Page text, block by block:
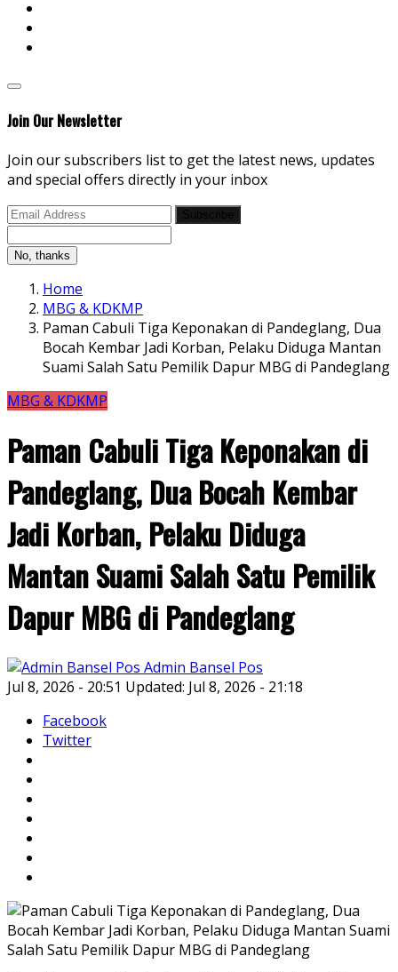
Join Our Newsletter
Join our subscribers list to get the latest news, updates
and special offers directly in your inbox
No, thanks
Home
MBG & KDKMP
Paman Cabuli Tiga Keponakan di Pandeglang, Dua
Bocah Kembar Jadi Korban, Pelaku Diduga Mantan
Suami Salah Satu Pemilik Dapur MBG di Pandeglang
MBG & KDKMP
Paman Cabuli Tiga Keponakan di
Pandeglang, Dua Bocah Kembar
Jadi Korban, Pelaku Diduga
Mantan Suami Salah Satu Pemilik
Dapur MBG di Pandeglang
Admin Bansel Pos
Jul 8, 2026 - 20:51 Updated: Jul 8, 2026 - 21:18
Facebook
Twitter